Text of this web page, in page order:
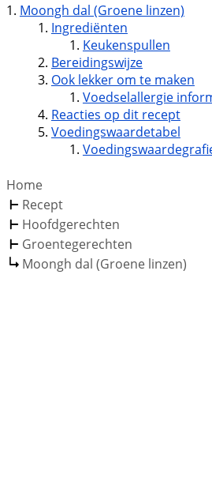
Moongh dal (Groene linzen)
Ingrediënten
Keukenspullen
Bereidingswijze
Ook lekker om te maken
Voedselallergie
Reacties op dit recept
Voedingswaardetabel
Home
Recept
Hoofdgerechten
Groentegerechten
Moongh dal (Groene linzen)